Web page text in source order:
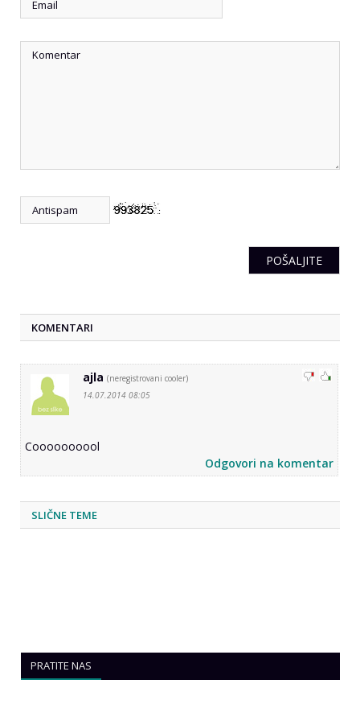
KOMENTARI
ajla (neregistrovani cooler)
14.07.2014 08:05
Coooooooool
Odgovori na komentar
SLIČNE TEME
PRATITE NAS